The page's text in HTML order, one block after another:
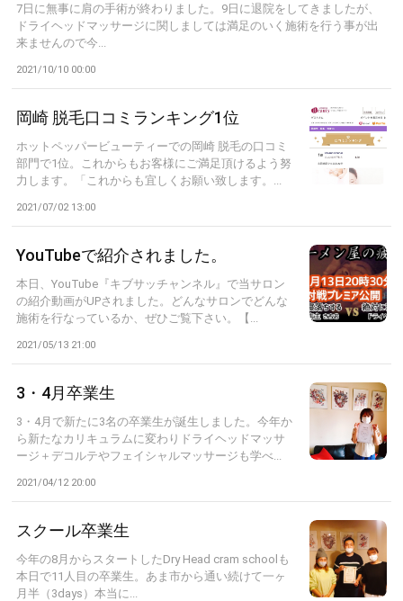
7日に無事に肩の手術が終わりました。9日に退院をしてきましたが、
ドライヘッドマッサージに関しましては満足のいく施術を行う事が出
来ませんので今...
2021/10/10 00:00
岡崎 脱毛口コミランキング1位
ホットペッパービューティーでの岡崎 脱毛の口コミ
部門で1位。これからもお客様にご満足頂けるよう努
力します。「これからも宜しくお願い致します。...
2021/07/02 13:00
YouTubeで紹介されました。
本日、YouTube『キブサッチャンネル』で当サロン
の紹介動画がUPされました。どんなサロンでどんな
施術を行なっているか、ぜひご覧下さい。【...
2021/05/13 21:00
3・4月卒業生
3・4月で新たに3名の卒業生が誕生しました。今年か
ら新たなカリキュラムに変わりドライヘッドマッサ
ージ＋デコルテやフェイシャルマッサージも学べ...
2021/04/12 20:00
スクール卒業生
今年の8月からスタートしたDry Head cram schoolも
本日で11人目の卒業生。あま市から通い続けて一ヶ
月半（3days）本当に...